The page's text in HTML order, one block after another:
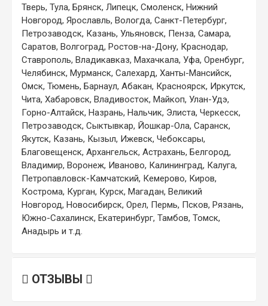
Тверь, Тула, Брянск, Липецк, Смоленск, Нижний
Новгород, Ярославль, Вологда, Санкт-Петербург,
Петрозаводск, Казань, Ульяновск, Пенза, Самара,
Саратов, Волгоград, Ростов-на-Дону, Краснодар,
Ставрополь, Владикавказ, Махачкала, Уфа, Оренбург,
Челябинск, Мурманск, Салехард, Ханты-Мансийск,
Омск, Тюмень, Барнаул, Абакан, Красноярск, Иркутск,
Чита, Хабаровск, Владивосток, Майкоп, Улан-Удэ,
Горно-Алтайск, Назрань, Нальчик, Элиста, Черкесск,
Петрозаводск, Сыктывкар, Йошкар-Ола, Саранск,
Якутск, Казань, Кызыл, Ижевск, Чебоксары,
Благовещенск, Архангельск, Астрахань, Белгород,
Владимир, Воронеж, Иваново, Калининград, Калуга,
Петропавловск-Камчатский, Кемерово, Киров,
Кострома, Курган, Курск, Магадан, Великий
Новгород, Новосибирск, Орел, Пермь, Псков, Рязань,
Южно-Сахалинск, Екатеринбург, Тамбов, Томск,
Анадырь и т.д.
ОТЗЫВЫ